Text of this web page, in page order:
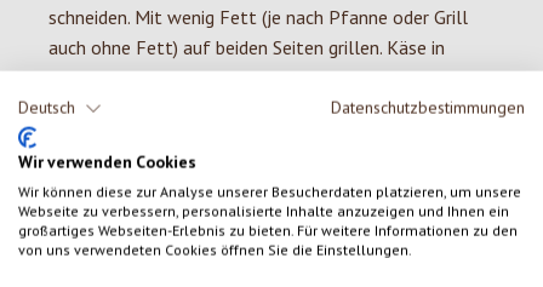
Deutsch Datenschutzbestimmungen
Wir verwenden Cookies
Wir können diese zur Analyse unserer Besucherdaten platzieren, um unsere
Webseite zu verbessern, personalisierte Inhalte anzuzeigen und Ihnen ein
großartiges Webseiten-Erlebnis zu bieten. Für weitere Informationen zu den
von uns verwendeten Cookies öffnen Sie die Einstellungen.
schneiden. Mit wenig Fett (je nach Pfanne oder Grill
auch ohne Fett) auf beiden Seiten grillen. Käse in
kleine Streifen schneiden, auf die Zucchinistreifen
legen und einrollen. Mit einem Zahnstocher
Tipp
Verwenden Sie Melanzane. Zum Umwickeln der
Zucchini Schnittlauch verwenden.